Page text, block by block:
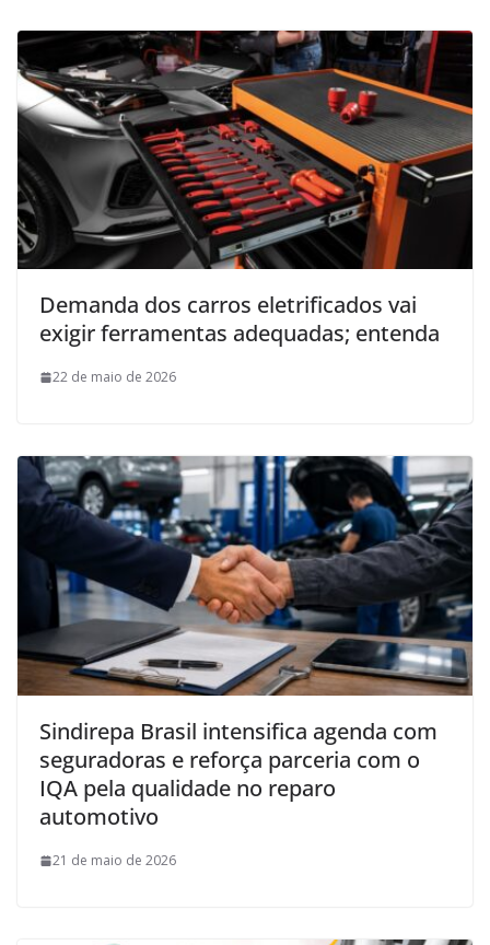
Demanda dos carros eletrificados vai
exigir ferramentas adequadas; entenda
22 de maio de 2026
Sindirepa Brasil intensifica agenda com
seguradoras e reforça parceria com o
IQA pela qualidade no reparo
automotivo
21 de maio de 2026